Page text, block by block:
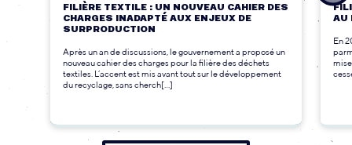
FILIÈRE TEXTILE : UN NOUVEAU CAHIER DES
CHARGES INADAPTÉ AUX ENJEUX DE
SURPRODUCTION
Après un an de discussions, le gouvernement a proposé un
nouveau cahier des charges pour la filière des déchets
textiles. L’accent est mis avant tout sur le développement
du recyclage, sans cherch[...]
AU
En